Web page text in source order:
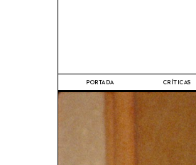
PORTADA CRÍTICAS